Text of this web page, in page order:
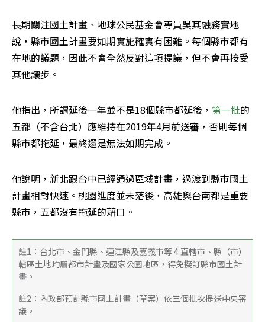
長期關注國土計畫、地球公民基金會專員吳其融務實地
說，縣市國土計畫要如期實施確實有困難。每個縣市都有
在地的議題，因此不會全然反對這項提議，但不會再接受
其他讓步。
他指出，所謂延後一年並不是18個縣市都延後， 第一批的
五都（不含台北）應維持在2019年4月前送審，否則每個
縣市都拖延，最終還是無法如期完成。
他說明，新北跟台中已經通過區域計畫，過渡到縣市國土
計畫相對快速。桃園進度並未落後，高雄與台南都是重要
縣市，五都沒有拖延的藉口。
註1：台北市、金門縣、連江縣及嘉義市等 4 直轄市、縣（市）
轄區土地均屬都市計畫及國家公園地區，得免擬訂縣市國土計
畫。
註2：內政部預計縣市國土計畫（草案）依三個批次提送中央審
議。